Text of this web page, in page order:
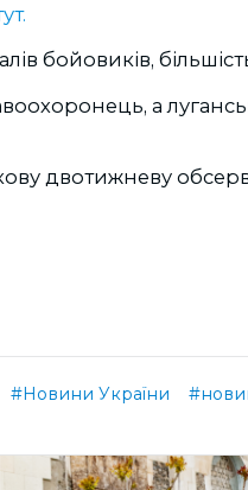
бойовиків,
а
двотижневу
#Новини України